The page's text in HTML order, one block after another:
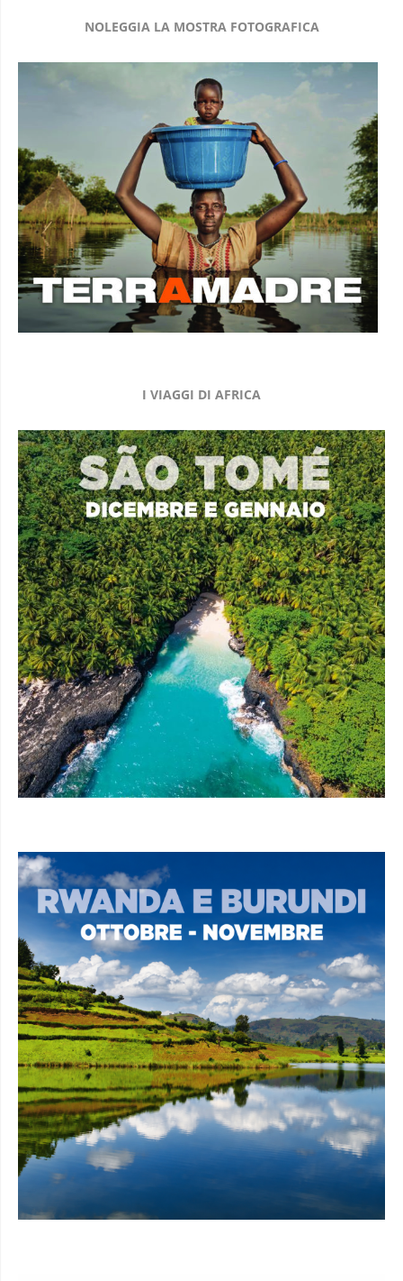
NOLEGGIA LA MOSTRA FOTOGRAFICA
I VIAGGI DI AFRICA